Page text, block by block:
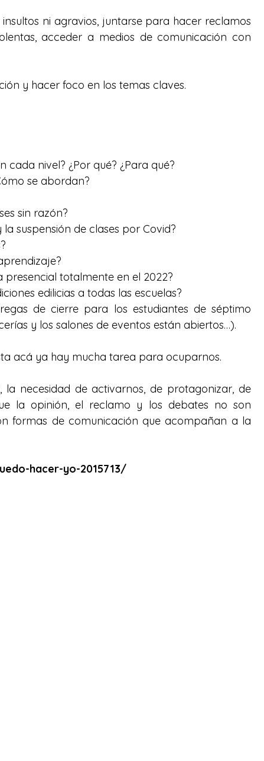
ni agravios, juntarse para hacer reclamos
acceder a medios de comunicación con
y hacer foco en los temas claves.
nivel? ¿Por qué? ¿Para qué?
se abordan?
sin razón?
suspensión de clases por Covid?
totalmente en el 2022?
edilicias a todas las escuelas?
de cierre para los estudiantes de séptimo
y los salones de eventos están abiertos…).
acá ya hay mucha tarea para ocuparnos.
necesidad de activarnos, de protagonizar, de
la opinión, el reclamo y los debates no son
formas de comunicación que acompañan a la
hacer-yo-2015713/